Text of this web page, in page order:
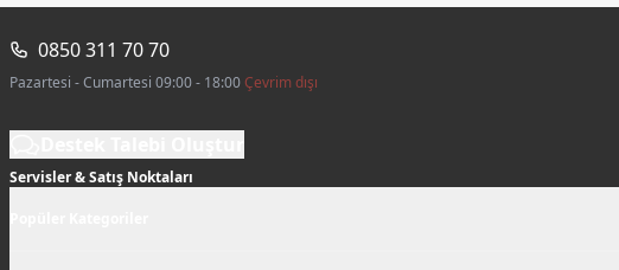
0850 311 70 70
Pazartesi - Cumartesi 09:00 - 18:00Çevrim dışı
Servisler & Satış Noktaları